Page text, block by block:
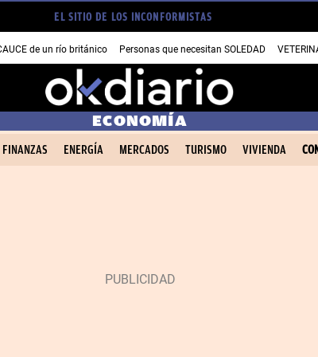
EL SITIO DE LOS INCONFORMISTAS
de un río británico Personas que necesitan SOLEDAD
ECONOMÍA
FINANZAS ENERGÍA MERCADOS TURISMO VIVIENDA